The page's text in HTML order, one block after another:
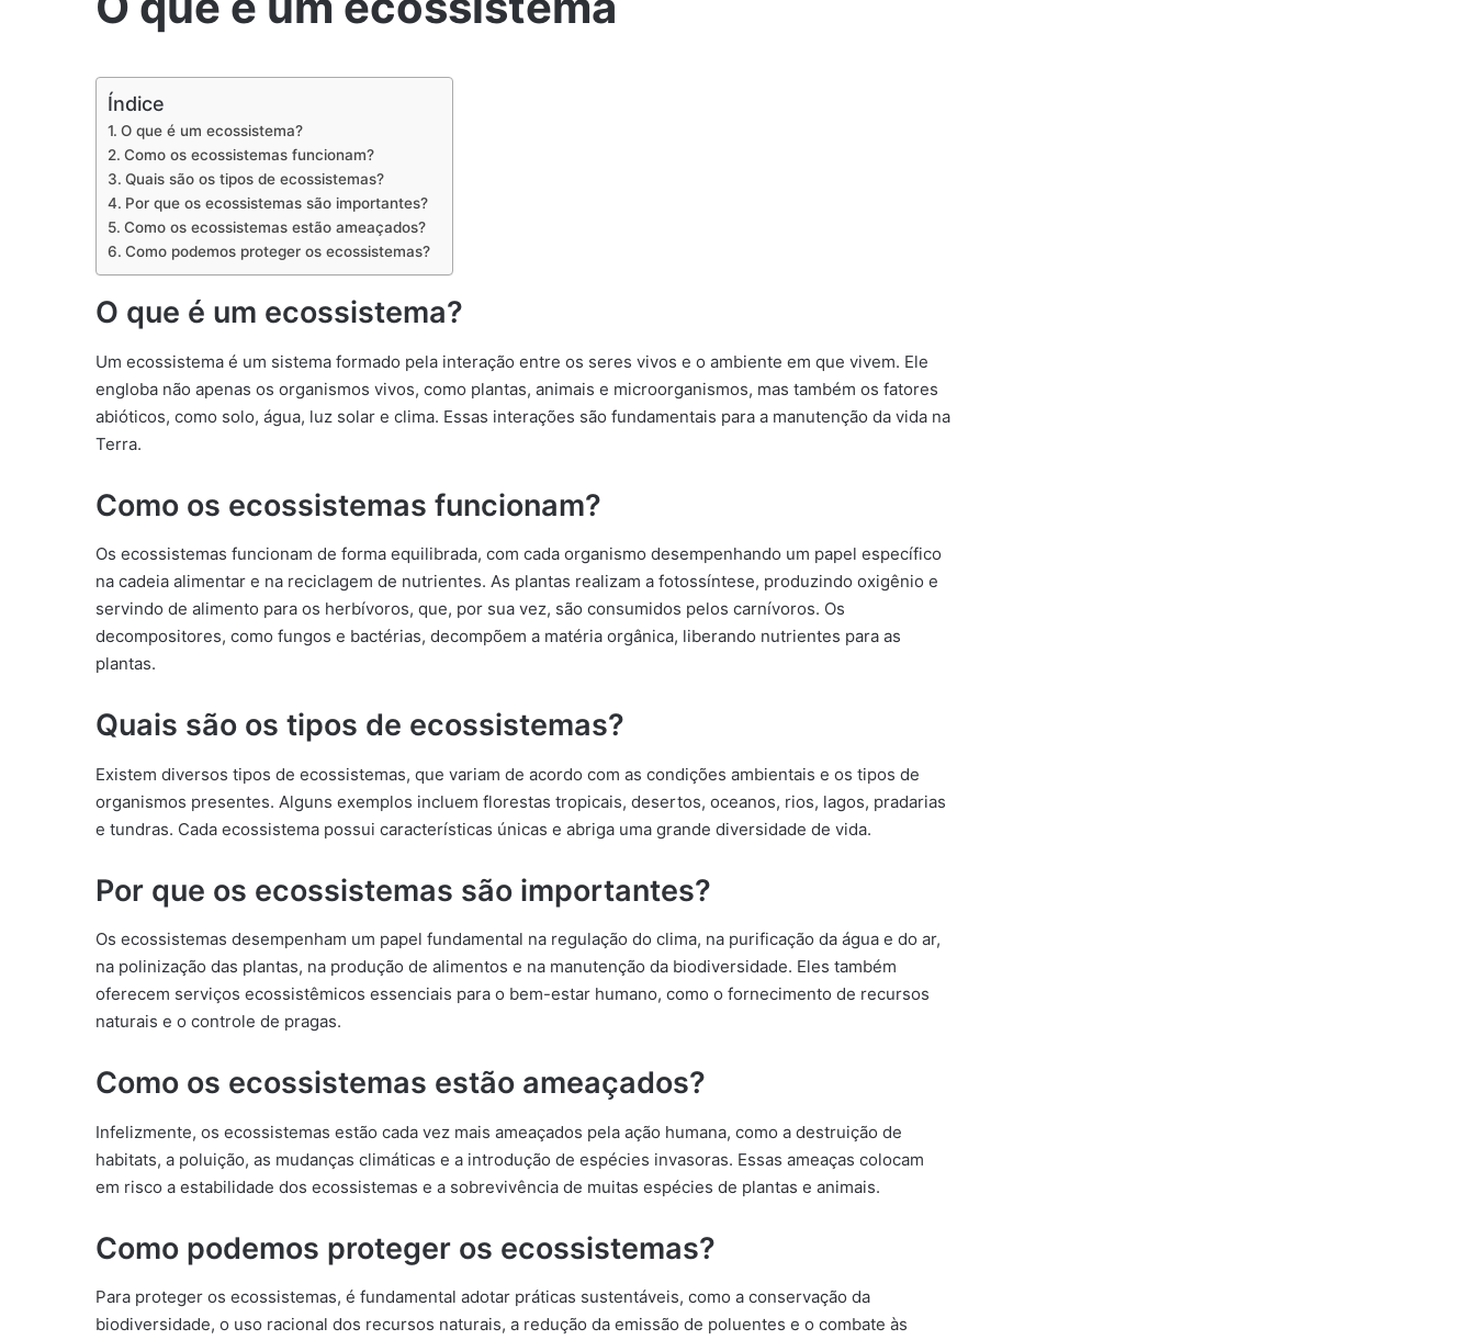
Índice
O que é um ecossistema?
Como os ecossistemas funcionam?
Quais são os tipos de ecossistemas?
Por que os ecossistemas são importantes?
Como os ecossistemas estão ameaçados?
Como podemos proteger os ecossistemas?
O que é um ecossistema?
Um ecossistema é um sistema formado pela interação entre os seres vivos e o ambiente em que vivem. Ele
engloba não apenas os organismos vivos, como plantas, animais e microorganismos, mas também os fatores
abióticos, como solo, água, luz solar e clima. Essas interações são fundamentais para a manutenção da vida na
Terra.
Como os ecossistemas funcionam?
Os ecossistemas funcionam de forma equilibrada, com cada organismo desempenhando um papel específico
na cadeia alimentar e na reciclagem de nutrientes. As plantas realizam a fotossíntese, produzindo oxigênio e
servindo de alimento para os herbívoros, que, por sua vez, são consumidos pelos carnívoros. Os
decompositores, como fungos e bactérias, decompõem a matéria orgânica, liberando nutrientes para as
plantas.
Quais são os tipos de ecossistemas?
Existem diversos tipos de ecossistemas, que variam de acordo com as condições ambientais e os tipos de
organismos presentes. Alguns exemplos incluem florestas tropicais, desertos, oceanos, rios, lagos, pradarias
e tundras. Cada ecossistema possui características únicas e abriga uma grande diversidade de vida.
Por que os ecossistemas são importantes?
Os ecossistemas desempenham um papel fundamental na regulação do clima, na purificação da água e do ar,
na polinização das plantas, na produção de alimentos e na manutenção da biodiversidade. Eles também
oferecem serviços ecossistêmicos essenciais para o bem-estar humano, como o fornecimento de recursos
naturais e o controle de pragas.
Como os ecossistemas estão ameaçados?
Infelizmente, os ecossistemas estão cada vez mais ameaçados pela ação humana, como a destruição de
habitats, a poluição, as mudanças climáticas e a introdução de espécies invasoras. Essas ameaças colocam
em risco a estabilidade dos ecossistemas e a sobrevivência de muitas espécies de plantas e animais.
Como podemos proteger os ecossistemas?
Para proteger os ecossistemas, é fundamental adotar práticas sustentáveis, como a conservação da
biodiversidade, o uso racional dos recursos naturais, a redução da emissão de poluentes e o combate às